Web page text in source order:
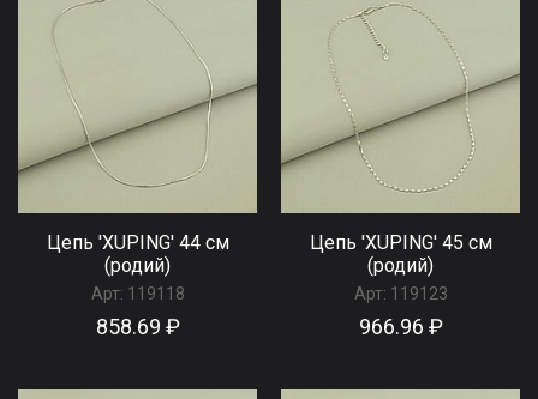
Цепь 'XUPING' 44 см
(родий)
Арт: 119118
858.69 ₽
Цепь 'XUPING' 45 см
(родий)
Арт: 119123
966.96 ₽